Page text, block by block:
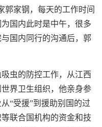
郭家钢，每天的工作时间
国内此时是中午，很多
国内同行的沟通后，郭
虫的防控工作，从江西
界卫生组织，他亲身参
“受援”到援助别国的过
联合国机构的资金和技